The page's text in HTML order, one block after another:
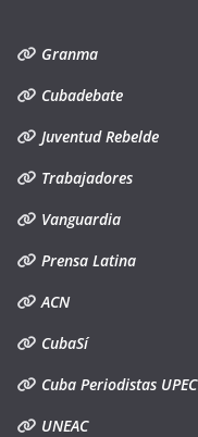
Granma
Cubadebate
Juventud Rebelde
Trabajadores
Vanguardia
Prensa Latina
ACN
CubaSí
Cuba Periodistas UPEC
UNEAC